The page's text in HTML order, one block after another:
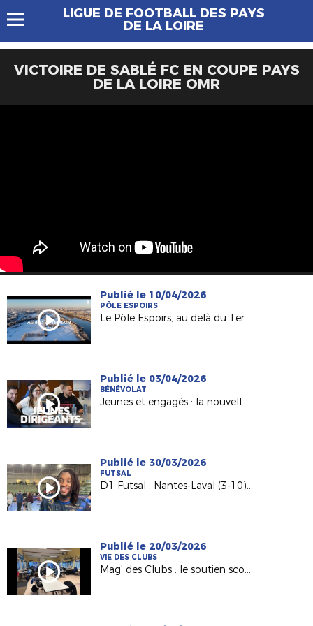
LIGUE DE FOOTBALL DES PAYS
DE LA LOIRE
VICTOIRE DE SABLÉ FC EN COUPE PAYS
DE LA LOIRE OMR
Publié le 10/04/2026
PÔLE ESPOIRS
Le Pôle Espoirs, au delà du Terrain
Publié le 03/04/2026
BÉNÉVOLAT
Jeunes et engagés : la nouvelle génération de dirigeants
Publié le 30/03/2026
FUTSAL
D1 Futsal : Nantes-Laval (3-10), les réactions d’après match
Publié le 20/03/2026
VIE DES CLUBS
Mag' des Clubs : le soutien scolaire au sein de l'AS Saint-Hilaire Vihiers Saint-Paul